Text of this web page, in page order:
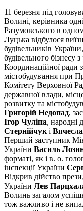
11 березня під
Волині, керівника
Разумовського в
Луцька відбулося
будівельників
будівельного бізнесу
Координаційної ради
містобудування при
Комітету Верховної
державної влади,
розвитку та
Григорій Недопад,
Ігор Чуліпа, народні
Стернійчук і
Перший заступник
України Василь
форматі, як і в. о.
інспекції України
Відкрив дійство
України Лев
Волинь загалом
тож важливо і не